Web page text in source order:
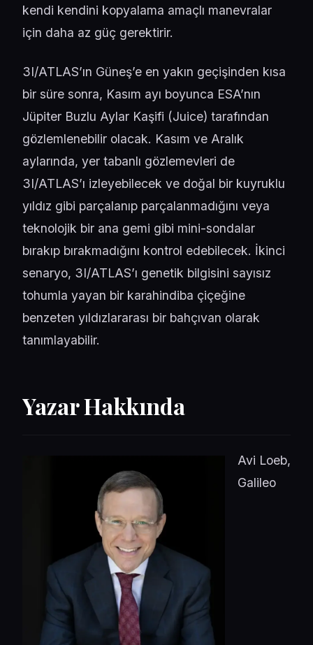
kendi kendini kopyalama amaçlı manevralar
için daha az güç gerektirir.
3I/ATLAS’ın Güneş’e en yakın geçişinden kısa
bir süre sonra, Kasım ayı boyunca ESA’nın
Jüpiter Buzlu Aylar Kaşifi (Juice) tarafından
gözlemlenebilir olacak. Kasım ve Aralık
aylarında, yer tabanlı gözlemevleri de
3I/ATLAS’ı izleyebilecek ve doğal bir kuyruklu
yıldız gibi parçalanıp parçalanmadığını veya
teknolojik bir ana gemi gibi mini-sondalar
bırakıp bırakmadığını kontrol edebilecek. İkinci
senaryo, 3I/ATLAS’ı genetik bilgisini sayısız
tohumla yayan bir karahindiba çiçeğine
benzeten yıldızlararası bir bahçıvan olarak
tanımlayabilir.
Yazar Hakkında
Avi Loeb,
Galileo